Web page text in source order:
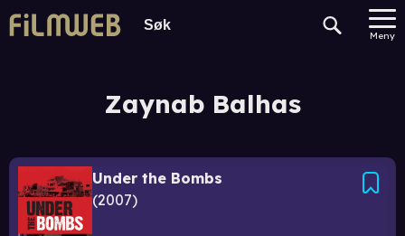
Meny
Zaynab Balhas
Under the Bombs
2007